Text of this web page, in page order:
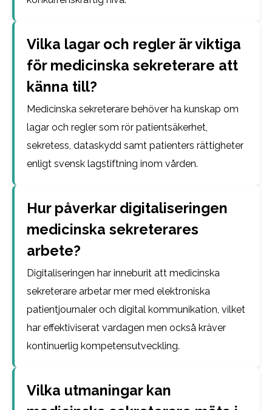
Vilka lagar och regler är viktiga
för medicinska sekreterare att
känna till?
Medicinska sekreterare behöver ha kunskap om
lagar och regler som rör patientsäkerhet,
sekretess, dataskydd samt patienters rättigheter
enligt svensk lagstiftning inom vården.
Hur påverkar digitaliseringen
medicinska sekreterares
arbete?
Digitaliseringen har inneburit att medicinska
sekreterare arbetar mer med elektroniska
patientjournaler och digital kommunikation, vilket
har effektiviserat vardagen men också kräver
kontinuerlig kompetensutveckling.
Vilka utmaningar kan